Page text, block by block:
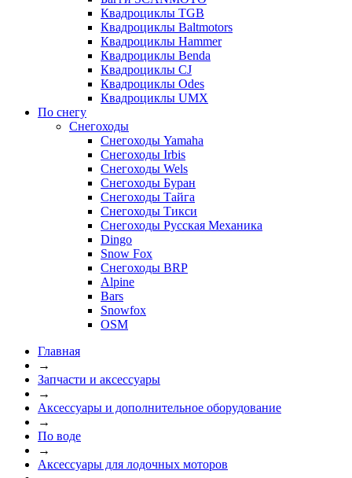
Квадроциклы TGB
Квадроциклы Baltmotors
Квадроциклы Hammer
Квадроциклы Benda
Квадроциклы CJ
Квадроциклы Odes
Квадроциклы UMX
По снегу
Снегоходы
Снегоходы Yamaha
Снегоходы Irbis
Снегоходы Wels
Снегоходы Буран
Снегоходы Тайга
Снегоходы Тикси
Снегоходы Русская Механика
Dingo
Snow Fox
Снегоходы BRP
Alpine
Bars
Snowfox
OSM
Главная
→
Запчасти и аксессуары
→
Аксессуары и дополнительное оборудование
→
По воде
→
Аксессуары для лодочных моторов